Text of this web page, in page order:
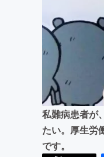
私難病患者が
たい。厚生労
です。